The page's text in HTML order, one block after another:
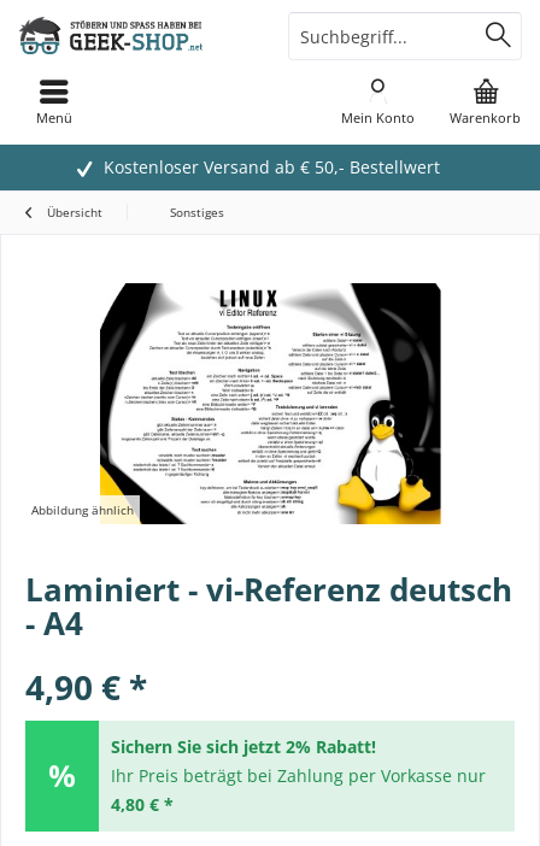
Kostenloser Versand ab € 50,- Bestellwert
Warenkorb
Mein Konto
Menü
Übersicht Sonstiges
Abbildung ähnlich
Laminiert - vi-Referenz deutsch
- A4
4,90 € *
Sichern Sie sich jetzt 2% Rabatt!
Ihr Preis beträgt bei Zahlung per Vorkasse nur
4,80 € *